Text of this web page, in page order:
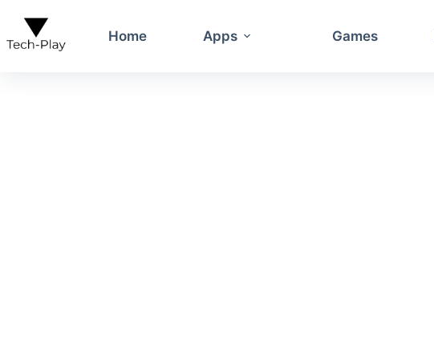
content
Home Apps Games